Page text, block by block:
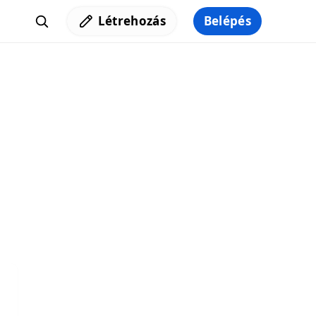
Létrehozás Belépés